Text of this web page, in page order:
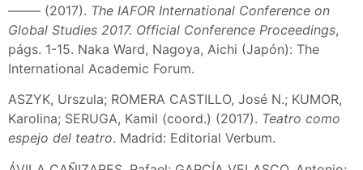
––––– (2017). The IAFOR International Conference on
Global Studies 2017. Official Conference Proceedings,
págs. 1-15. Naka Ward, Nagoya, Aichi (Japón): The
International Academic Forum.
ASZYK, Urszula; ROMERA CASTILLO, José N.; KUMOR,
Karolina; SERUGA, Kamil (coord.) (2017). Teatro como
espejo del teatro. Madrid: Editorial Verbum.